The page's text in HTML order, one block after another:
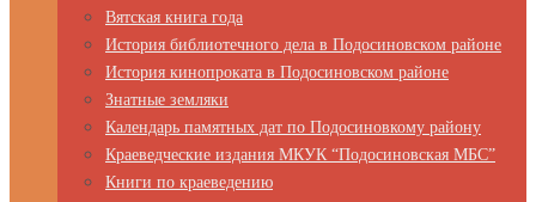
Вятская книга года
История библиотечного дела в Подосиновском районе
История кинопроката в Подосиновском районе
Знатные земляки
Календарь памятных дат по Подосиновкому району
Краеведческие издания МКУК “Подосиновская МБС”
Книги по краеведению